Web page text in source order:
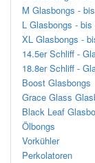
M Glasbongs -
L Glasbongs -
XL Glasbongs -
14.5er Schliff -
18.8er Schliff -
Boost Glasbongs
Grace Glass
Black Leaf
Ölbongs
Vorkühler
Perkolatoren